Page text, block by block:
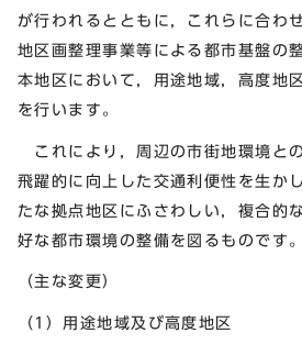
が行われるとともに，これらに合わ
地区画整理事業等による都市基盤の
本地区において，用途地域，高度地
を行います。
これにより，周辺の市街地環境と
飛躍的に向上した交通利便性を生か
たな拠点地区にふさわしい，複合的
好な都市環境の整備を図るものです。
（主な変更）
（1）用途地域及び高度地区